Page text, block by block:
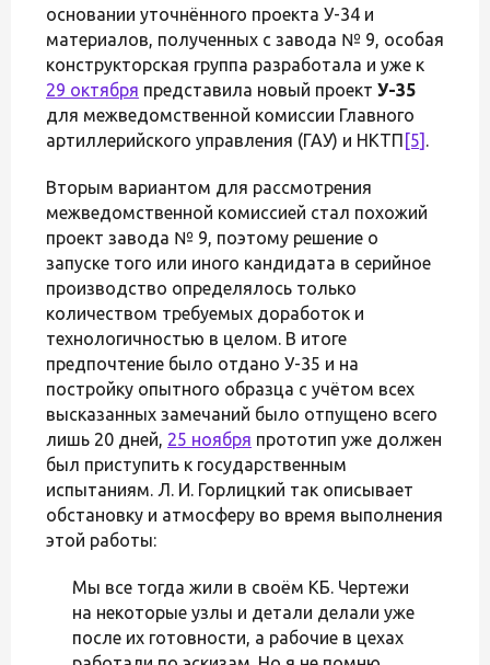
основании уточнённого проекта У-34 и
материалов, полученных с завода № 9, особая
конструкторская группа разработала и уже к
29 октября представила новый проект У-35
для межведомственной комиссии Главного
артиллерийского управления (ГАУ) и НКТП [5] .
Вторым вариантом для рассмотрения
межведомственной комиссией стал похожий
проект завода № 9, поэтому решение о
запуске того или иного кандидата в серийное
производство определялось только
количеством требуемых доработок и
технологичностью в целом. В итоге
предпочтение было отдано У-35 и на
постройку опытного образца с учётом всех
высказанных замечаний было отпущено всего
лишь 20 дней, 25 ноября прототип уже должен
был приступить к государственным
испытаниям. Л. И. Горлицкий так описывает
обстановку и атмосферу во время выполнения
этой работы:
Мы все тогда жили в своём КБ. Чертежи
на некоторые узлы и детали делали уже
после их готовности, а рабочие в цехах